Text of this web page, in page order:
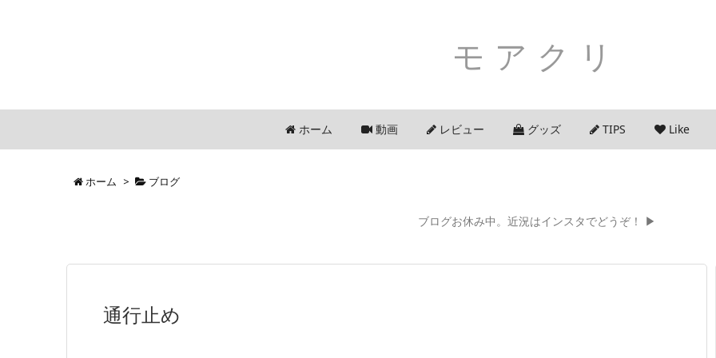
モアクリ
ホーム 動画 レビュー グッズ TIPS Like
ホーム > ブログ
ブログお休み中。近況はインスタでどうぞ！ ▶
通行止め